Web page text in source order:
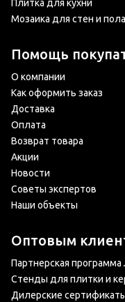
Плитка для кухни
Мозаика для стен и пола
Помощь
О компании
Как оформить заказ
Доставка
Оплата
Возврат товара
Акции
Новости
Советы экспертов
Наши объекты
Оптовым
Партнерская программа
Стенды для плитки и
Дилерские